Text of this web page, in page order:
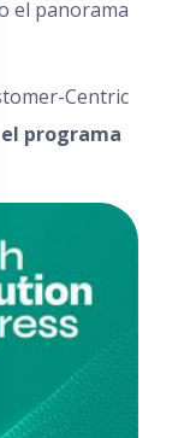
el panorama
Centric
el programa